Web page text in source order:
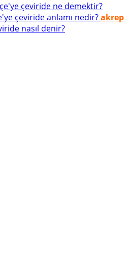
çeviride ne demektir?
çeviride anlamı nedir?akrep
nasıl denir?